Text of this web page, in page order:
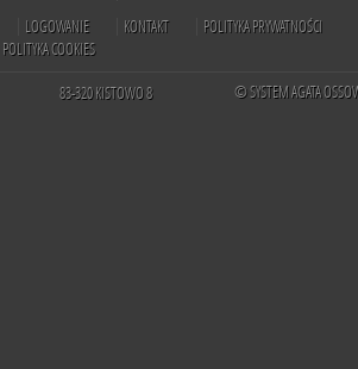
LOGOWANIE KONTAKT
POLITYKA PRYWATNOŚCI
POLITYKA COOKIES
83-320 KISTOWO 8 © SYSTEM AGATA